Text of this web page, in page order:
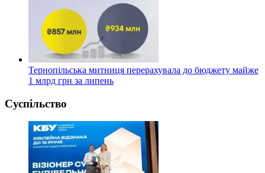
Тернопільська митниця перерахувала до бюджету майже
1 млрд грн за липень
Суспільство